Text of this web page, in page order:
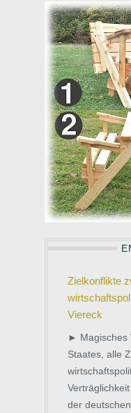
Zielkonflikte
Viereck
► Magisches
Staates, alle
der